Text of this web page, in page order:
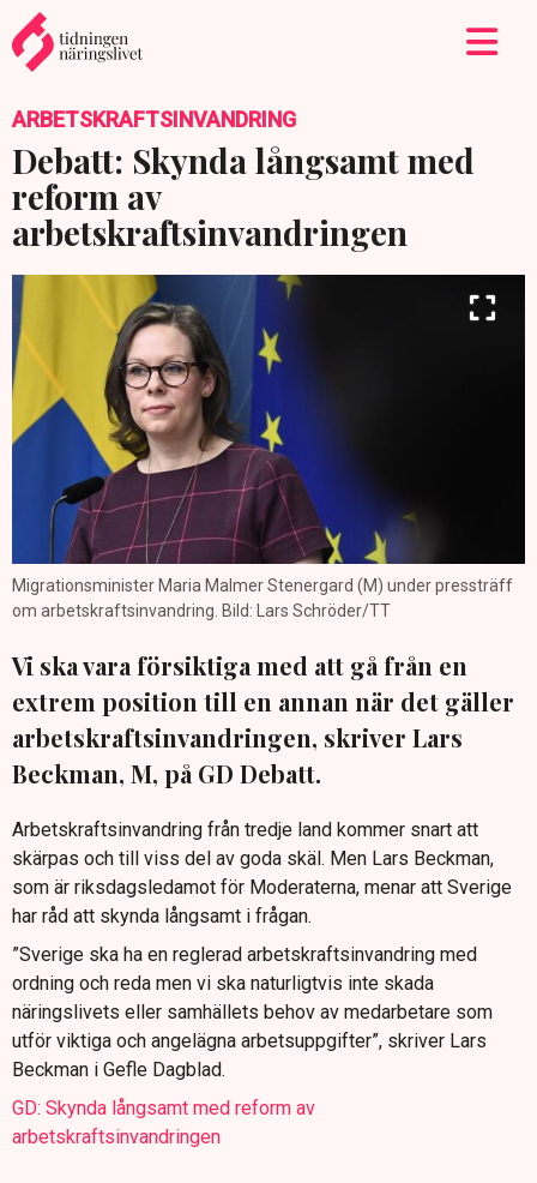
ARBETSKRAFTSINVANDRING
Debatt: Skynda långsamt med
reform av
arbetskraftsinvandringen
Migrationsminister Maria Malmer Stenergard (M) under pressträff
om arbetskraftsinvandring. Bild: Lars Schröder/TT
Vi ska vara försiktiga med att gå från en
extrem position till en annan när det gäller
arbetskraftsinvandringen, skriver Lars
Beckman, M, på GD Debatt.
Arbetskraftsinvandring från tredje land kommer snart att
skärpas och till viss del av goda skäl. Men Lars Beckman,
som är riksdagsledamot för Moderaterna, menar att Sverige
har råd att skynda långsamt i frågan.
”Sverige ska ha en reglerad arbetskraftsinvandring med
ordning och reda men vi ska naturligtvis inte skada
näringslivets eller samhällets behov av medarbetare som
utför viktiga och angelägna arbetsuppgifter”, skriver Lars
Beckman i Gefle Dagblad.
GD: Skynda långsamt med reform av
arbetskraftsinvandringen